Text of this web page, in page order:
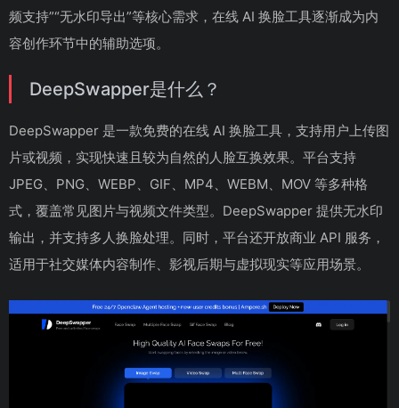
频支持”“无水印导出”等核心需求，在线 AI 换脸工具逐渐成为内
容创作环节中的辅助选项。
DeepSwapper是什么？
DeepSwapper 是一款免费的在线 AI 换脸工具，支持用户上传图
片或视频，实现快速且较为自然的人脸互换效果。平台支持
JPEG、PNG、WEBP、GIF、MP4、WEBM、MOV 等多种格
式，覆盖常见图片与视频文件类型。DeepSwapper 提供无水印
输出，并支持多人换脸处理。同时，平台还开放商业 API 服务，
适用于社交媒体内容制作、影视后期与虚拟现实等应用场景。